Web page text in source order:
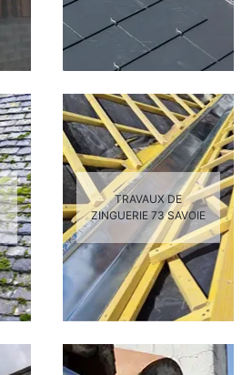
TRAVAUX DE
ZINGUERIE 73 SAVOIE